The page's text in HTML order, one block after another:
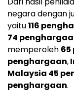
negara dengan
yaitu116
74
memperoleh 65
penghargaan,
Malaysia 45
penghargaan.